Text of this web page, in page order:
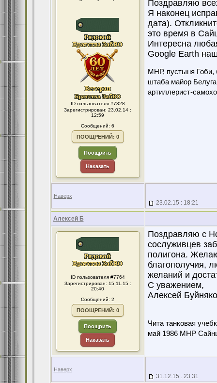
ID пользователя #7328
Зарегистрирован: 23.02.14 :
12:59
Сообщений: 6
ПООЩРЕНИЙ: 0
Поощрить
Наказать
Поздравляю
Я наконец
дата).
это время в
Интересна
Google Earth
МНР, пустыня Гоби,
штаба майор Белуга
артиллерист-
Наверх
23.02.15 : 18:21
Алексей Б
ID пользователя #7764
Зарегистрирован: 15.11.15 :
20:40
Сообщений: 2
ПООЩРЕНИЙ: 0
Поощрить
Наказать
Поздравляю с
сослуживцев
полигона.
благополучия,
желаний и
С уважением,
Алексей
Чита танковая
май 1986 МНР
Наверх
31.12.15 : 23:31